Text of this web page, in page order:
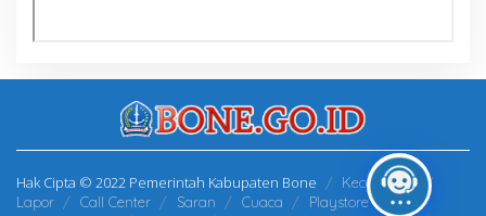
Hak Cipta © 2022 Pemerintah Kabupaten Bone
Kecamatan
Lapor
Call Center Saran Cuaca
Playstore